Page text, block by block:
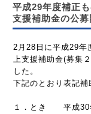
平成29年度補正
支援補助金の公募
2月28日に平成29年
上支援補助金(募集
した。
下記のとおり表記補
１．とき 平成30